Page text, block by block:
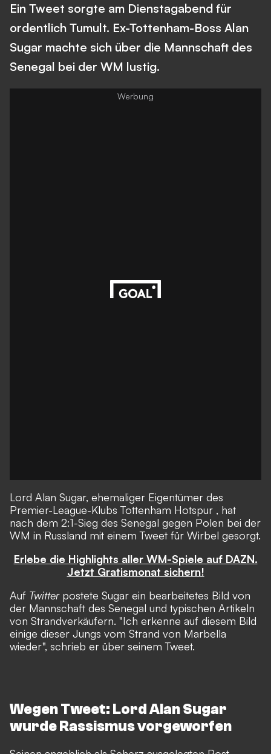
Ein Tweet sorgte am Dienstagabend für
ordentlich Tumult. Ex-Tottenham-Boss Alan
Sugar machte sich über die Mannschaft des
Senegal bei der WM lustig.
Lord Alan Sugar, ehemaliger Eigentümer des
Premier-League-KlubsTottenham Hotspur , hat
nach dem 2:1-Sieg des Senegal gegen Polen bei der
WM in Russland mit einem Tweet für Wirbel gesorgt.
Erlebe die Highlights aller WM-Spiele auf DAZN.
Jetzt Gratismonat sichern!
Auf Twitter postete Sugar ein bearbeitetes Bild von
der Mannschaft des Senegal und typischen Artikeln
von Strandverkäufern. "Ich erkenne auf diesem Bild
einige dieser Jungs vom Strand von Marbella
wieder", schrieb er über seinem Tweet.
Wegen Tweet: Lord Alan Sugar
wurde Rassismus vorgeworfen